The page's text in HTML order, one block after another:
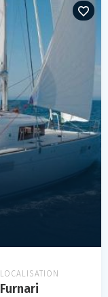
LOCALISATION
Furnari